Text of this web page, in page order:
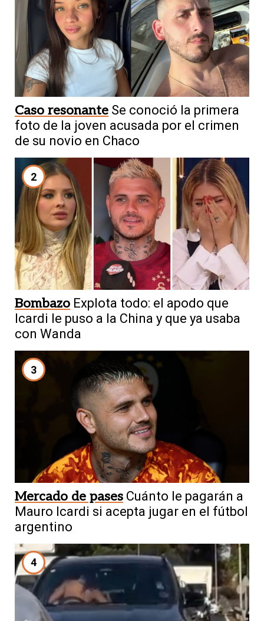
Caso resonante Se conoció la primera
foto de la joven acusada por el crimen
de su novio en Chaco
2
Bombazo Explota todo: el apodo que
Icardi le puso a la China y que ya usaba
con Wanda
3
Mercado de pases Cuánto le pagarán a
Mauro Icardi si acepta jugar en el fútbol
argentino
4